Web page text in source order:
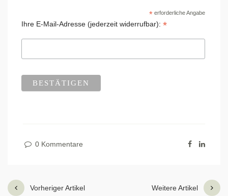
*erforderliche Angabe
Ihre E-Mail-Adresse (jederzeit widerrufbar): *
0 Kommentare
Vorheriger Artikel Weitere Artikel